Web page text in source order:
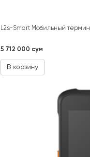
L2s-Smart Мобильный
5 712 000 сум
В корзину